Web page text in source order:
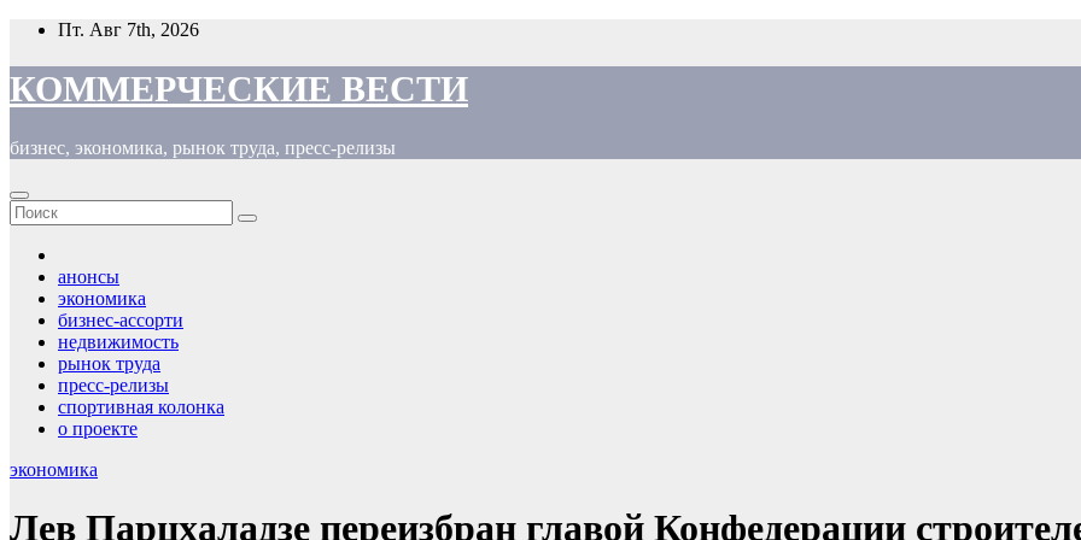
Перейти
содержимому
Пт. Авг 7th, 2026
КОММЕРЧЕСКИЕ ВЕСТИ
бизнес, экономика, рынок труда, пресс-релизы
анонсы
экономика
бизнес-ассорти
недвижимость
рынок труда
пресс-релизы
спортивная колонка
о проекте
экономика
Лев Парцхаладзе переизбран главой Конфедерации